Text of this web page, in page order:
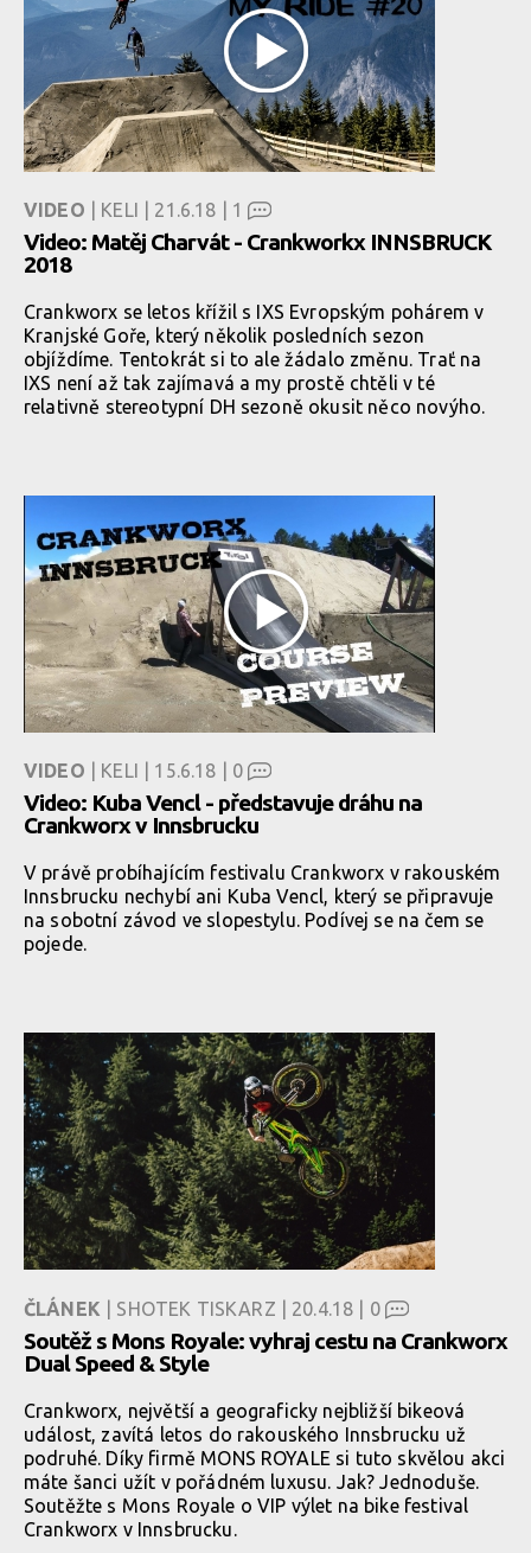
VIDEO | KELI | 21.6.18 | 1
Video: Matěj Charvát - Crankworkx INNSBRUCK
2018
Crankworx se letos křížil s IXS Evropským pohárem v
Kranjské Goře, který několik posledních sezon
objíždíme. Tentokrát si to ale žádalo změnu. Trať na
IXS není až tak zajímavá a my prostě chtěli v té
relativně stereotypní DH sezoně okusit něco novýho.
VIDEO | KELI | 15.6.18 | 0
Video: Kuba Vencl - představuje dráhu na
Crankworx v Innsbrucku
V právě probíhajícím festivalu Crankworx v rakouském
Innsbrucku nechybí ani Kuba Vencl, který se připravuje
na sobotní závod ve slopestylu. Podívej se na čem se
pojede.
ČLÁNEK | SHOTEK TISKARZ | 20.4.18 | 0
Soutěž s Mons Royale: vyhraj cestu na Crankworx
Dual Speed & Style
Crankworx, největší a geograficky nejbližší bikeová
událost, zavítá letos do rakouského Innsbrucku už
podruhé. Díky firmě MONS ROYALE si tuto skvělou akci
máte šanci užít v pořádném luxusu. Jak? Jednoduše.
Soutěžte s Mons Royale o VIP výlet na bike festival
Crankworx v Innsbrucku.